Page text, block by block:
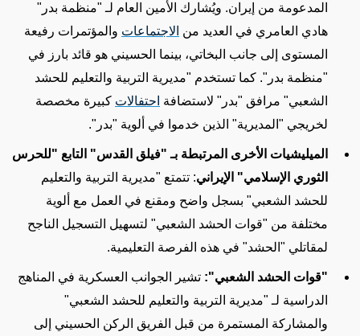
المدعومة من إيران. ويُشارك الأمين العام لـ "منظمة بدر"
هادي العامري في العديد من الاجتماعات والمؤتمرات رفيعة
المستوى إلى جانب البخاتي، بينما الحسيني هو قائد بارز في
"منظمة بدر". كما تستخدم "مديرية التربية والتعليم للحشد
الشعبي" مرافق "بدر" لاستضافة احتفالات كبيرة مخصصة
لخريجي "المديرية" الذين خدموا في ألوية "بدر".
الميليشيات الأخرى المرتبطة بـ "فيلق القدس" التابع "للحرس
الثوري الإسلامي" الإيراني: تتمتع "مديرية التربية والتعليم
للحشد الشعبي" بسجل واضح ومقنع في العمل مع ألوية
مختلفة من "قوات الحشد الشعبي" لتسهيل التسجيل الناجح
لمقاتلي "الحشد" في هذه الفرصة التعليمية.
"قوات الحشد الشعبي": تشير الجوانب العسكرية في المناهج
الدراسية لـ "مديرية التربية والتعليم للحشد الشعبي"
والمشاركة المستمرة من قبل الفريق الركن الحسيني إلى